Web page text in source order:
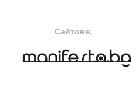
Сайтове: